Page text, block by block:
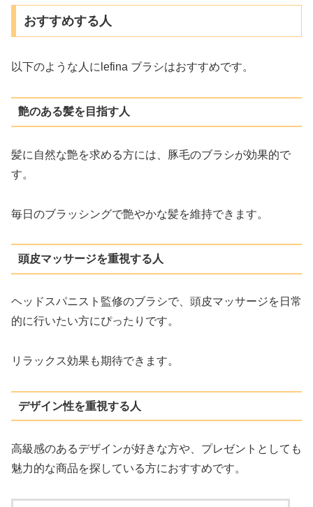
おすすめする人
以下のような人にlefina ブラシはおすすめです。
艶のある髪を目指す人
髪に自然な艶を求める方には、豚毛のブラシが効果的で
す。
毎日のブラッシングで艶やかな髪を維持できます。
頭皮マッサージを重視する人
ヘッドスパニスト監修のブラシで、頭皮マッサージを日常
的に行いたい方にぴったりです。
リラックス効果も期待できます。
デザイン性を重視する人
高級感のあるデザインが好きな方や、プレゼントとしても
魅力的な商品を探している方におすすめです。